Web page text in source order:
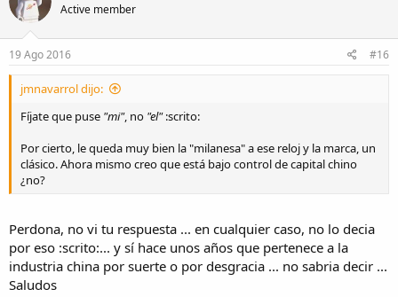
Active member
19 Ago 2016 #16
jmnavarrol dijo:
Fíjate que puse "mi", no "el":scrito:
Por cierto, le queda muy bien la "milanesa" a ese reloj y la marca, un
clásico. Ahora mismo creo que está bajo control de capital chino
¿no?
Perdona, no vi tu respuesta ... en cualquier caso, no lo decia
por eso :scrito:... y sí hace unos años que pertenece a la
industria china por suerte o por desgracia ... no sabria decir ...
Saludos